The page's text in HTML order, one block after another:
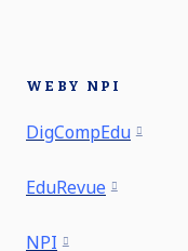
WEBY NPI
DigCompEdu
EduRevue
NPI